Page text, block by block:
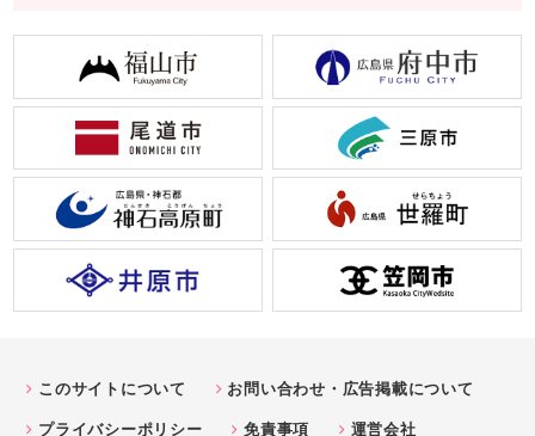
このサイトについて
お問い合わせ・広告掲載について
プライバシーポリシー
免責事項 運営会社